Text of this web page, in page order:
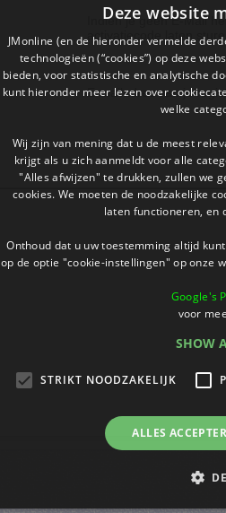
Indien je geen E-Mail
activatiecode laten
E-mailadres van je
Deze website
JMonline (en de hieronder vermelde
technologieën (“cookies”) op deze
bieden, voor statistische en analytische
kunt hieronder meer lezen over
welke
Wij zijn van mening dat u de meest
krijgt als u zich aanmeldt voor alle
"Alles afwijzen" te drukken, zullen we
cookies. We moeten de noodzakelijke
laten functioneren, en
Onthoud dat u uw toestemming altijd
op de optie "cookie-instellingen" op onze
Google's
voor
SHOW
STRIKT NOODZAKELIJK
ALLES